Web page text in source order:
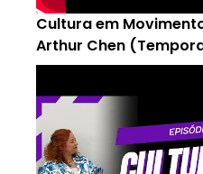
Cultura em
Arthur Chen